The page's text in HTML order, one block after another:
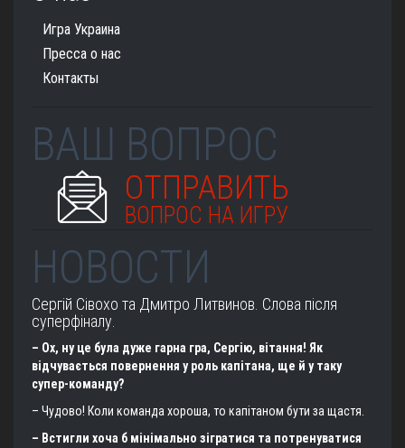
Игра Украина
Пресса о нас
Контакты
ВАШ ВОПРОС
ОТПРАВИТЬ
ВОПРОС НА ИГРУ
НОВОСТИ
Сергій Сівохо та Дмитро Литвинов. Слова після
суперфіналу.
– Ох, ну це була дуже гарна гра, Сергію, вітання! Як
відчувається повернення у роль капітана, ще й у таку
супер-команду?
– Чудово! Коли команда хороша, то капітаном бути за щастя.
– Встигли хоча б мінімально зігратися та потренуватися